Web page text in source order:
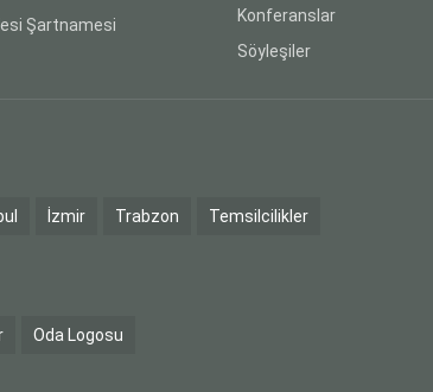
Şartnamesi
Konferanslar
Söyleşiler
İzmir Trabzon Temsilcilikler
Oda Logosu